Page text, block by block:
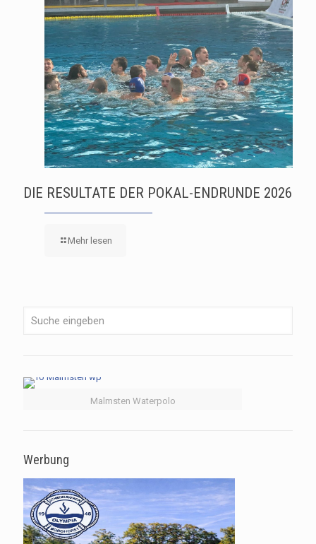
DIE RESULTATE DER POKAL-ENDRUNDE 2026
Mehr lesen
Malmsten Waterpolo
Werbung